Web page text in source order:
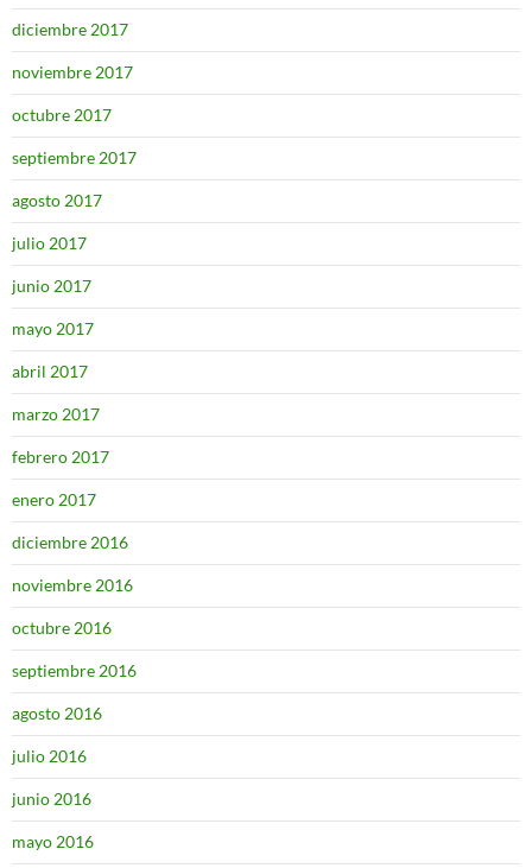
diciembre 2017
noviembre 2017
octubre 2017
septiembre 2017
agosto 2017
julio 2017
junio 2017
mayo 2017
abril 2017
marzo 2017
febrero 2017
enero 2017
diciembre 2016
noviembre 2016
octubre 2016
septiembre 2016
agosto 2016
julio 2016
junio 2016
mayo 2016